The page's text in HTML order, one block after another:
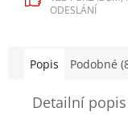
ODESLÁNÍ
Popis Podobné
Detailní